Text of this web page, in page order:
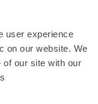
user experience
on our website. We
of our site with our
以在页面顶部更
以在页面顶部更